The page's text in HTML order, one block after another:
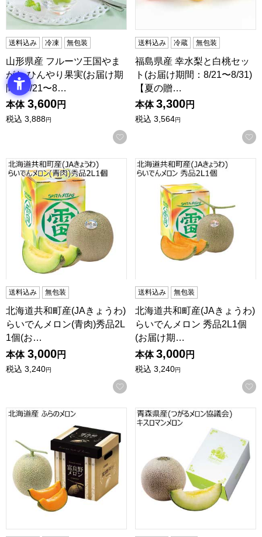
送料込み 冷凍 無包装
山形県産 フルーツ王国やま
がた ひんやり果実(お届け期
間：8/21〜8…
本体 3,600円
税込 3,888円
お気に入りに登録する
送料込み 冷蔵 無包装
福島県産 幸水梨と白桃セッ
ト(お届け期間：8/21〜8/31)
【夏の贈…
本体 3,300円
税込 3,564円
北海道共和町産(JAきょうわ) らいでんメロン(青肉)秀品2L1
送料込み 無包装
北海道共和町産(JAきょうわ)
らいでんメロン(青肉)秀品2L
1個(お…
本体 3,000円
税込 3,240円
お気に入りに登録する
北海道共和町産(JAきょうわ)
送料込み 無包装
北海道共和町産(JAきょうわ)
らいでんメロン 秀品2L1個
(お届け期…
本体 3,000円
税込 3,240円
北海道産 ふらのメロン(お届け期間：8/21〜8/31)【夏の贈り
青森県産(つがるメロン協議